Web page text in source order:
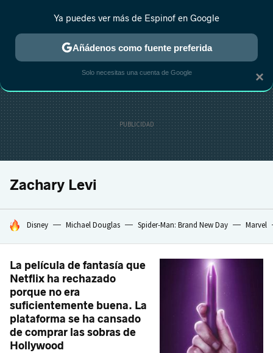
ESTRENOS REALITY ANIME RANKINGS CINE
Zachary Levi
HOY SE HABLA DE
Disney Michael Douglas Spider-Man: Brand New Day Marvel
La película de fantasía que
Netflix ha rechazado
porque no era
suficientemente buena. La
plataforma se ha cansado
de comprar las sobras de
Hollywood
×
Ya puedes ver más de Espinof en Google
Añádenos como fuente preferida
Solo necesitas una cuenta de Google